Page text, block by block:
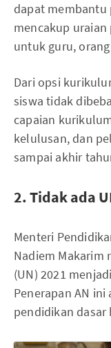
dapat membantu
mencakup
untuk guru,
Dari opsi
siswa tidak
capaian
kelulusan, dan
sampai akhir
2. Tidak ada
Menteri
Nadiem Makarim
(UN) 2021
Penerapan AN
pendidikan dasar